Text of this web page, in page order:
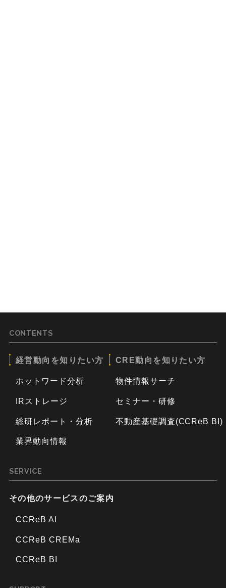
CONTENTS
経営動向を知りたい方
ホットワード分析
IRストレージ
総研レポート・分析
業界動向情報
CRE動向を知りたい方
物件情報サーチ
セミナー・研修
不動産基礎調査(CCReB BI)
SERVICE
その他のサービスのご案内
CCReB AI
CCReB CREMa
CCReB BI